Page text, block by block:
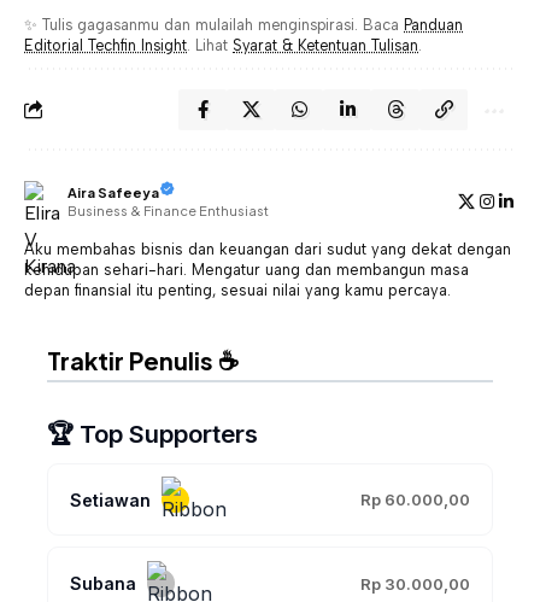
✨ Tulis gagasanmu dan mulailah menginspirasi. Baca Panduan
Editorial Techfin Insight . Lihat Syarat & Ketentuan Tulisan
Aira Safeeya
Business & Finance Enthusiast
Aku membahas bisnis dan keuangan dari sudut yang dekat dengan
kehidupan sehari-hari. Mengatur uang dan membangun masa
depan finansial itu penting, sesuai nilai yang kamu percaya.
Traktir Penulis ☕
🏆 Top Supporters
Setiawan Rp 60.000,00
Subana Rp 30.000,00